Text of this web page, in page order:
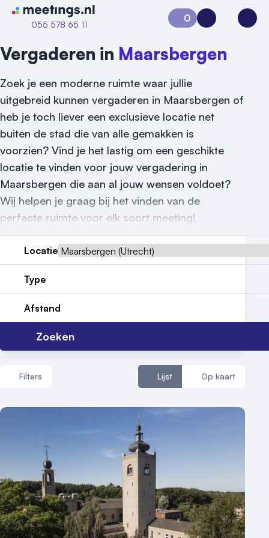
Naar home van Meetings
055 578 65 11
Vraag locatie aan
Locatiegids
Meld locatie aan
Contact
0
Aanvraag 0Inloggen
Vergaderen in Maarsbergen
Zoek je een moderne ruimte waar jullie
uitgebreid kunnen vergaderen in Maarsbergen of
heb je toch liever een exclusieve locatie net
buiten de stad die van alle gemakken is
voorzien? Vind je het lastig om een geschikte
locatie te vinden voor jouw vergadering in
Maarsbergen die aan al jouw wensen voldoet?
Wij helpen je graag bij het vinden van de
perfecte ruimte voor elk soort meeting!
Locatie
Type
Afstand
Zoeken
Filters Lijst Op kaart
1 - 5 zalen
6 - 10 zalen
10 of meer zalen
Aantal personen
1 - 50 personen